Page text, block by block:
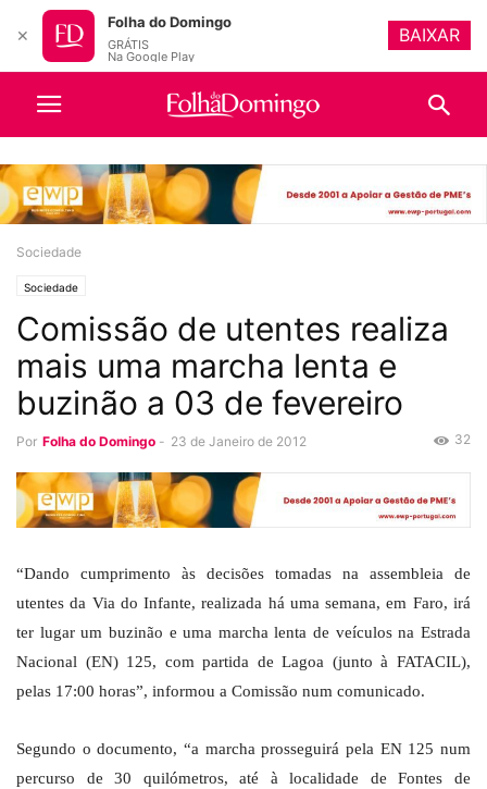
Sociedade
Sociedade
Comissão de utentes realiza
mais uma marcha lenta e
buzinão a 03 de fevereiro
Por Folha do Domingo - 23 de Janeiro de 2012 32
“Dando cumprimento às decisões tomadas na assembleia de
utentes da Via do Infante, realizada há uma semana, em Faro, irá
ter lugar um buzinão e uma marcha lenta de veículos na Estrada
Nacional (EN) 125, com partida de Lagoa (junto à FATACIL),
pelas 17:00 horas”, informou a Comissão num comunicado.
Segundo o documento, “a marcha prosseguirá pela EN 125 num
percurso de 30 quilómetros, até à localidade de Fontes de
✕
Folha do Domingo
GRÁTIS
Na Google Play
BAIXAR